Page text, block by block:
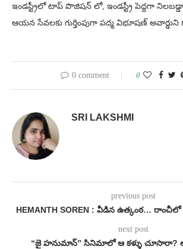
ఇండస్ట్రీలో టాప్ పొజిషన్ లో, ఇండస్ట్రీ పెద్దగా
ఆయన సేవలకు గుర్తింపుగా పద్మ విభూషణ్ అవార్డుని
0 comment 0
SRI LAKSHMI
previous post
HEMANTH SOREN : వీడిన ఉత్కంఠ… రాంచీలో
next post
“జై హనుమాన్” సినిమాలో ఆ కళ్ళు చూసారా?